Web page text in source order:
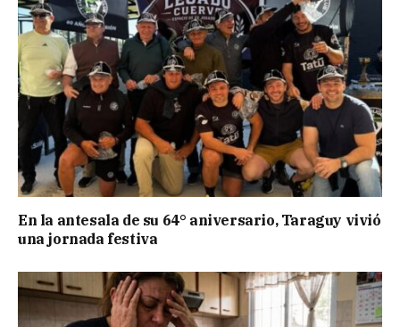
En la antesala de su 64° aniversario, Taraguy vivió
una jornada festiva